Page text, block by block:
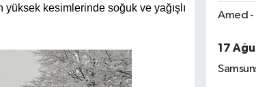
kesimlerinde soğuk ve yağışlı
Amed -
17